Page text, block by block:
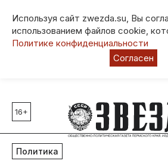
Используя сайт zwezda.su, Вы
использованием файлов cookie,
Политике конфиденциальности
Согласен
Главные темы
80 лет Победы
Молодежная столица РФ
16+
Политика